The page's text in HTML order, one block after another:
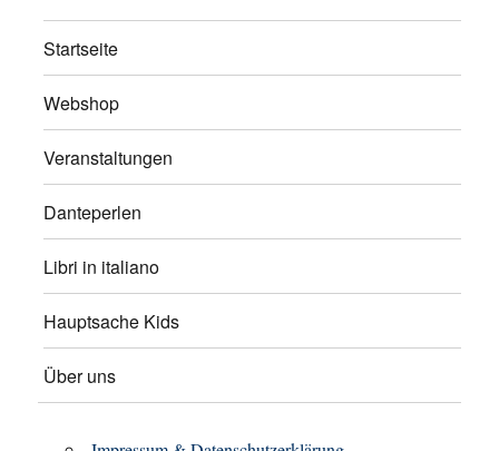
Startseite
Webshop
Veranstaltungen
Danteperlen
Libri in italiano
Hauptsache Kids
Über uns